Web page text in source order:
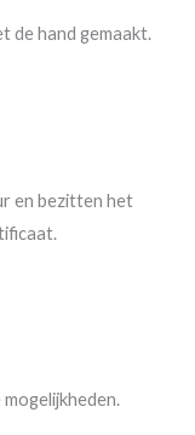
de hand gemaakt.
en bezitten het